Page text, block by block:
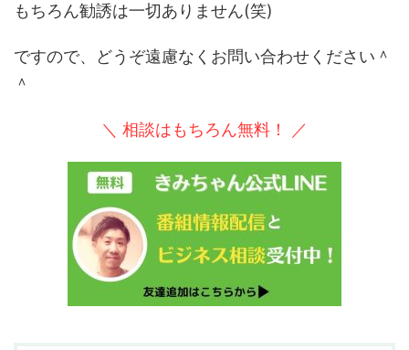
もちろん勧誘は一切ありません(笑)
ですので、どうぞ遠慮なくお問い合わせください＾
＾
＼ 相談はもちろん無料！ ／